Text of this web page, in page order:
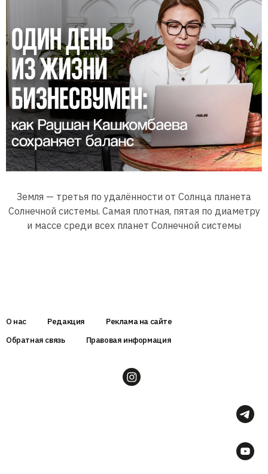
Земля — третья по удалённости от Солнца планета
Солнечной системы. Самая плотная, пятая по диаметру
и массе среди всех планет Солнечной системы
О нас Редакция
Реклама на сайте
Обратная связь
Правовая информация